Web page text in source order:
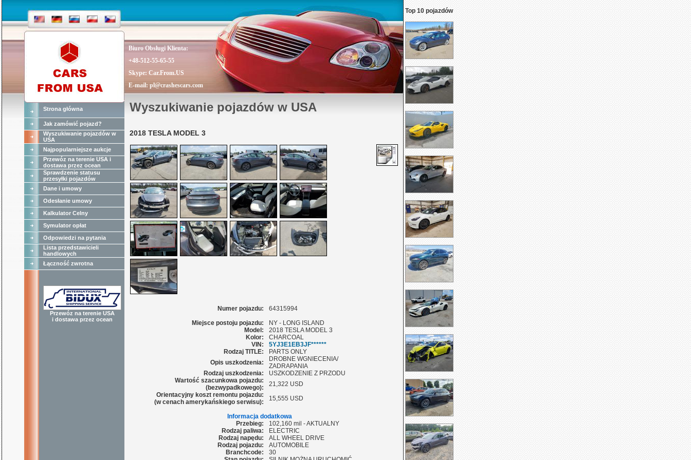
Biuro Obsługi Klienta:
+48-512-55-65-55
Skype:Car.From.US
E-mail:pl@crashescars.com
Strona główna
Jak zamówić pojazd?
Wyszukiwanie pojazdów w
USA
Najpopularniejsze aukcje
Przewóz na terenie USA i
dostawa przez ocean
Sprawdzenie statusu
przesyłki pojazdów
Dane i umowy
Odesłanie umowy
Kalkulator Celny
Symulator opłat
Odpowiedzi na pytania
Lista przedstawicieli
handlowych
Łączność zwrotna
Przewóz na terenie USA
i dostawa przez ocean
Wyszukiwanie pojazdów w USA
2018 TESLA MODEL 3
Numer pojazdu:
64315994
Miejsce postoju pojazdu:
NY - LONG ISLAND
Model:
2018 TESLA MODEL 3
Kolor:
CHARCOAL
VIN:
5YJ3E1EB3JF******
Rodzaj TITLE:
PARTS ONLY
Opis uszkodzenia:
DROBNE WGNIECENIA/
ZADRAPANIA
Rodzaj uszkodzenia:
USZKODZENIE Z PRZODU
Wartość szacunkowa pojazdu:
(bezwypadkowego):
21,322 USD
Orientacyjny koszt remontu pojazdu:
(w cenach amerykańskiego serwisu):
15,555 USD
Informacja dodatkowa
Przebieg:
102,160 mil - AKTUALNY
Rodzaj paliwa:
ELECTRIC
Rodzaj napędu:
ALL WHEEL DRIVE
Rodzaj pojazdu:
AUTOMOBILE
Branchcode:
30
Top 10 pojazdów